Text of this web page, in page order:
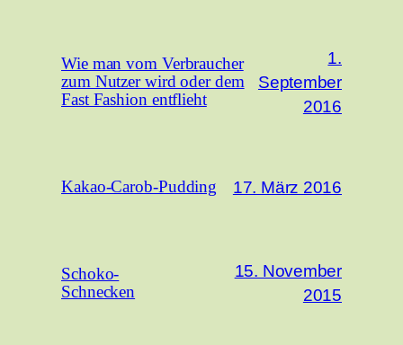
Wie man vom Verbraucher
zum Nutzer wird oder dem
Fast Fashion entflieht
1.
September
2016
Kakao-Carob-Pudding 17. März 2016
Schoko-
Schnecken
15. November
2015